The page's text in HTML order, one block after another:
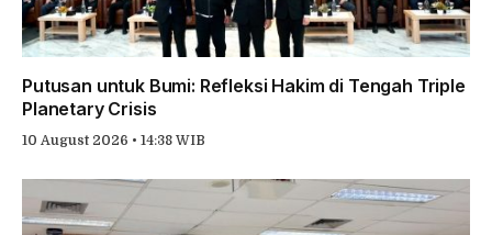
Putusan untuk Bumi: Refleksi Hakim di Tengah Triple
Planetary Crisis
10 August 2026 • 14:38 WIB